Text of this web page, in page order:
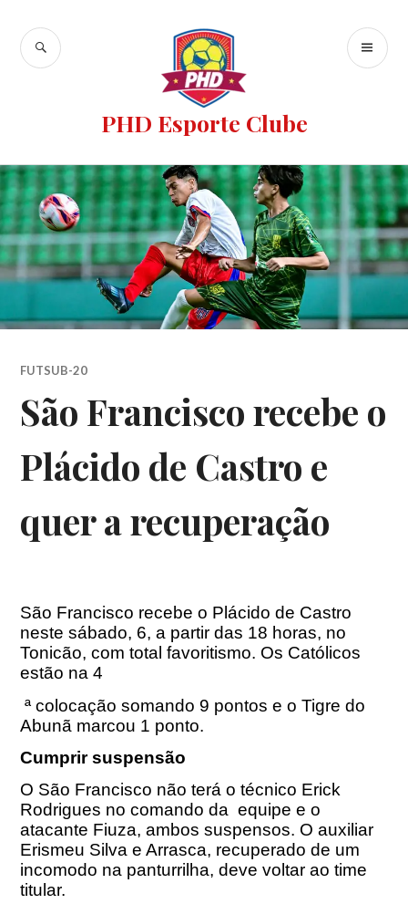
PHD Esporte Clube
FUTSUB-20
São Francisco recebe o
Plácido de Castro e
quer a recuperação
São Francisco recebe o Plácido de Castro
neste sábado, 6, a partir das 18 horas, no
Tonicão, com total favoritismo. Os Católicos
estão na 4
ª colocação somando 9 pontos e o Tigre do
Abunã marcou 1 ponto.
Cumprir suspensão
O São Francisco não terá o técnico Erick
Rodrigues no comando da equipe e o
atacante Fiuza, ambos suspensos. O auxiliar
Erismeu Silva e Arrasca, recuperado de um
incomodo na panturrilha, deve voltar ao time
titular.